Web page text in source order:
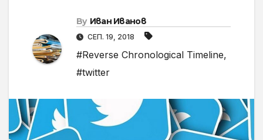
By Иван Иванов
СЕП. 19, 2018
#Reverse Chronological Timeline,
#twitter